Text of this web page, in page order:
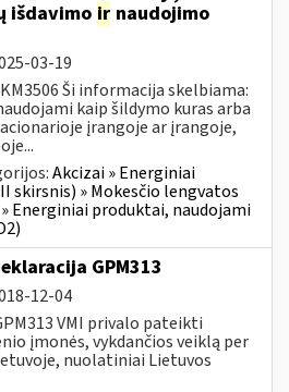
išdavimo ir naudojimo
03-19
Ši informacija skelbiama:
kaip šildymo kuras arba
įrangoje ar įrangoje,
Akcizai » Energiniai
skirsnis) » Mokesčio lengvatos
Energiniai produktai, naudojami
GPM313
12-04
VMI privalo pateikti
įmonės, vykdančios veiklą per
nuolatiniai Lietuvos